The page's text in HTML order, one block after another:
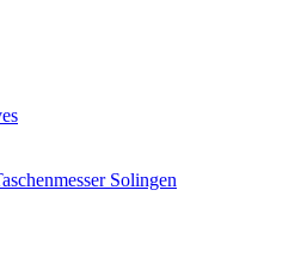
Solingen